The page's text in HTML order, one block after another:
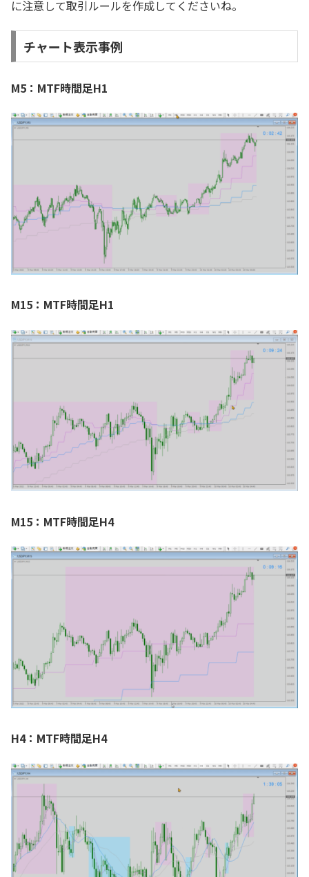
に注意して取引ルールを作成してくださいね。
チャート表示事例
M5：MTF時間足H1
M15：MTF時間足H1
M15：MTF時間足H4
H4：MTF時間足H4